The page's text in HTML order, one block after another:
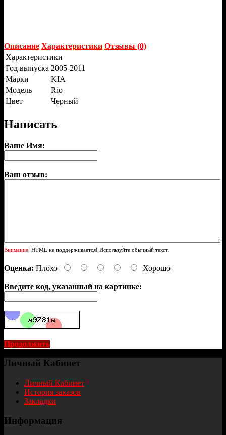
Описание Характеристики Отзывы (0)
Характеристики
Год выпуска 2005-2011
Марки
KIA
Модель
Rio
Цвет
Черный
Написать
Ваше Имя:
Ваш отзыв:
Внимание: HTML не поддерживается! Используйте обычный текст.
Оценка: Плохо Хорошо
Введите код, указанный на картинке:
Продолжить
Личный Кабинет
Личный Кабинет
История заказов
Закладки
Информация